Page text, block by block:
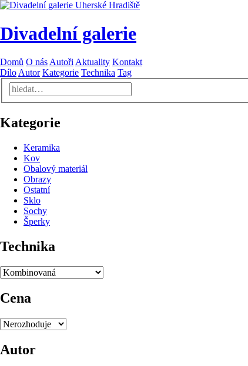
Divadelní galerie
Domů O nás Autoři Aktuality Kontakt
Dílo Autor Kategorie Technika Tag
Kategorie
Keramika
Kov
Obalový materiál
Obrazy
Ostatní
Sklo
Sochy
Šperky
Technika
Cena
Autor